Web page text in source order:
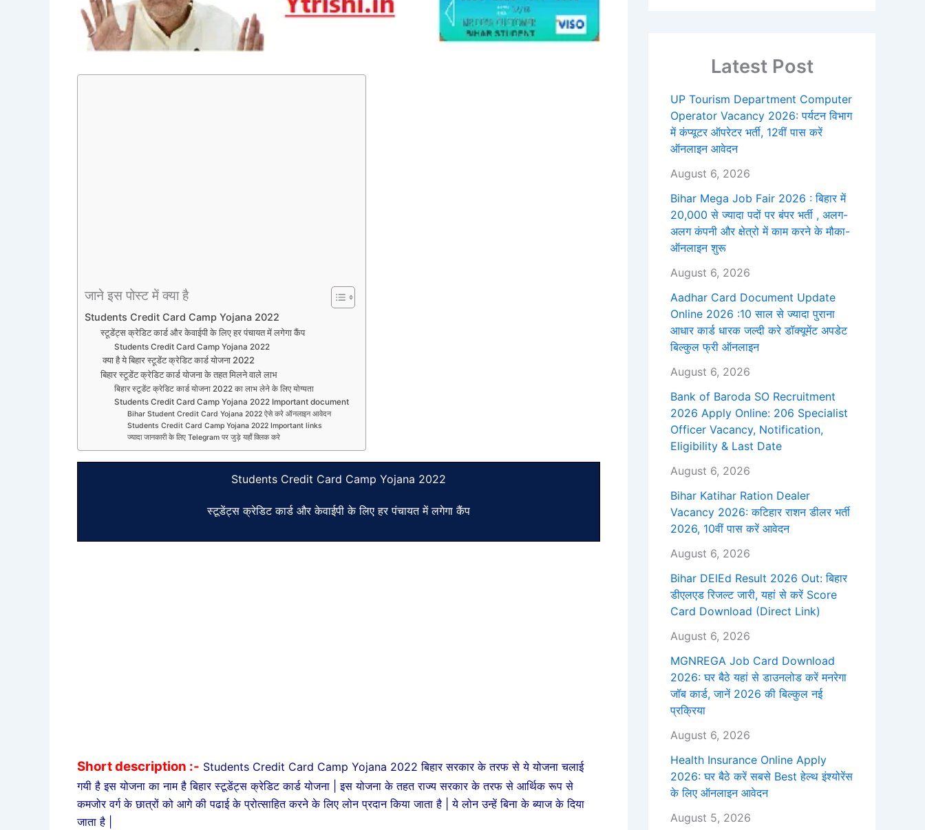
जाने इस पोस्ट में क्या है
Students Credit Card Camp Yojana 2022
स्टूडेंट्स क्रेडिट कार्ड और केवाईपी के लिए हर पंचायत में लगेगा कैंप
Students Credit Card Camp Yojana 2022
क्या है ये बिहार स्टूडेंट क्रेडिट कार्ड योजना 2022
बिहार स्टूडेंट क्रेडिट कार्ड योजना के तहत मिलने वाले लाभ
बिहार स्टूडेंट क्रेडिट कार्ड योजना 2022 का लाभ लेने के लिए योग्यता
Students Credit Card Camp Yojana 2022 Important document
Bihar Student Credit Card Yojana 2022 ऐसे करे ऑनलाइन आवेदन
Students Credit Card Camp Yojana 2022 Important links
ज्यादा जानकारी के लिए Telegram पर जुड़े यहाँ क्लिक करे
Students Credit Card Camp Yojana 2022
स्टूडेंट्स क्रेडिट कार्ड और केवाईपी के लिए हर पंचायत में लगेगा कैंप
Short description :- Students Credit Card Camp Yojana 2022 बिहार सरकार के तरफ से ये योजना चलाई
गयी है इस योजना का नाम है बिहार स्टूडेंट्स क्रेडिट कार्ड योजना | इस योजना के तहत राज्य सरकार के तरफ से आर्थिक रूप से
कमजोर वर्ग के छात्रों को आगे की पढाई के प्रोत्साहित करने के लिए लोन प्रदान किया जाता है | ये लोन उन्हें बिना के ब्याज के दिया
जाता है |
Latest Post
UP Tourism Department Computer
Operator Vacancy 2026: पर्यटन विभाग
में कंप्यूटर ऑपरेटर भर्ती, 12वीं पास करें
ऑनलाइन आवेदन
August 6, 2026
Bihar Mega Job Fair 2026 : बिहार में
20,000 से ज्यादा पदों पर बंपर भर्ती , अलग-
अलग कंपनी और क्षेत्रो में काम करने के मौका-
ऑनलाइन शुरू
August 6, 2026
Aadhar Card Document Update
Online 2026 :10 साल से ज्यादा पुराना
आधार कार्ड धारक जल्दी करे डॉक्यूमेंट अपडेट
बिल्कुल फ्री ऑनलाइन
August 6, 2026
Bank of Baroda SO Recruitment
2026 Apply Online: 206 Specialist
Officer Vacancy, Notification,
Eligibility & Last Date
August 6, 2026
Bihar Katihar Ration Dealer
Vacancy 2026: कटिहार राशन डीलर भर्ती
2026, 10वीं पास करें आवेदन
August 6, 2026
Bihar DElEd Result 2026 Out: बिहार
डीएलएड रिजल्ट जारी, यहां से करें Score
Card Download (Direct Link)
August 6, 2026
MGNREGA Job Card Download
2026: घर बैठे यहां से डाउनलोड करें मनरेगा
जॉब कार्ड, जानें 2026 की बिल्कुल नई
प्रक्रिया
August 6, 2026
Health Insurance Online Apply
2026: घर बैठे करें सबसे Best हेल्थ इंश्योरेंस
के लिए ऑनलाइन आवेदन
August 5, 2026